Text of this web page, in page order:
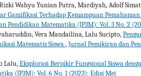
Wahyu Yunian Putra, Mardiyah, Adolf
Gamifikasi Terhadap Kemampuan
Pendidikan Matematika (JP3M): Vol. 3 No. 2
Vera Mandailina, Lalu Sucipto,
Matematis Siswa,Jurnal Pemikiran dan
Lalu,Eksplorasi Berpikir Fungsional Siswa
(JP3M): Vol. 6 No. 1 (2023): Edisi Mei